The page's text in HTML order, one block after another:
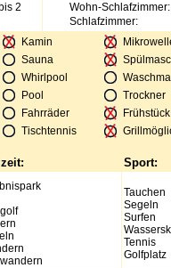
2
Wohn-Schlafzimmer:
Schlafzimmer:
Kamin
Sauna
Whirlpool
Pool
Trockner
Fahrräder
Tischtennis
Sport:
Tauchen
Segeln
Surfen
Tennis
Golfplatz